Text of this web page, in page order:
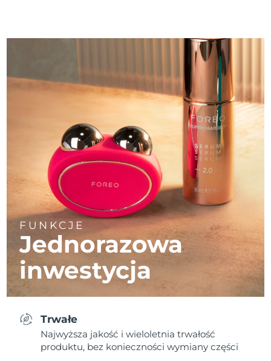
FUNKCJE
Jednorazowa
inwestycja
Trwałe
Najwyższa jakość i wieloletnia trwałość
produktu, bez konieczności wymiany części